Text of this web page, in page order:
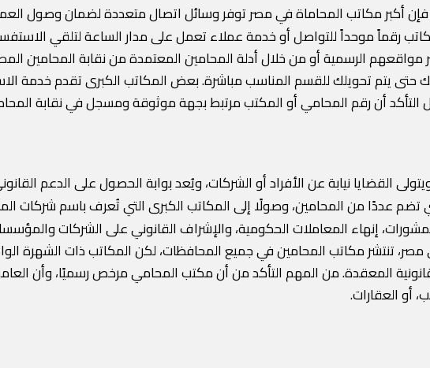
فإن أكبر مكاتب المحاماة في مصر توفر وسائل اتصال متعددة لضمان وصول
رقماً موحداً للتواصل أو خدمة عملاء تعمل على مدار الساعة لتلقي
الرسمية أو من خلال أدلة المحامين المعتمدة من نقابة المحامين
يتم تحويلك للقسم المناسب مباشرة. بعض المكاتب الكبرى تقدم خدمة
التأكد أن رقم المحامي أو المكتب مرتبط بجهة موثوقة ومسجل في نقابة
القضايا نيابة عن الأفراد أو الشركات، ويُعد بوابة الحصول على الدعم
تضم عددًا من المحامين، وصولًا إلى المكاتب الكبرى التي تُعرف باسم شركات
إنهاء المعاملات الحكومية، والإشراف القانوني على الشركات
مصر، تنتشر مكاتب المحامين في جميع المحافظات، لكن المكاتب ذات الشهرة
المعقدة. من المهم التأكد من أن مكتب المحامي مرخص رسميًا، وأن
أو العقارات.